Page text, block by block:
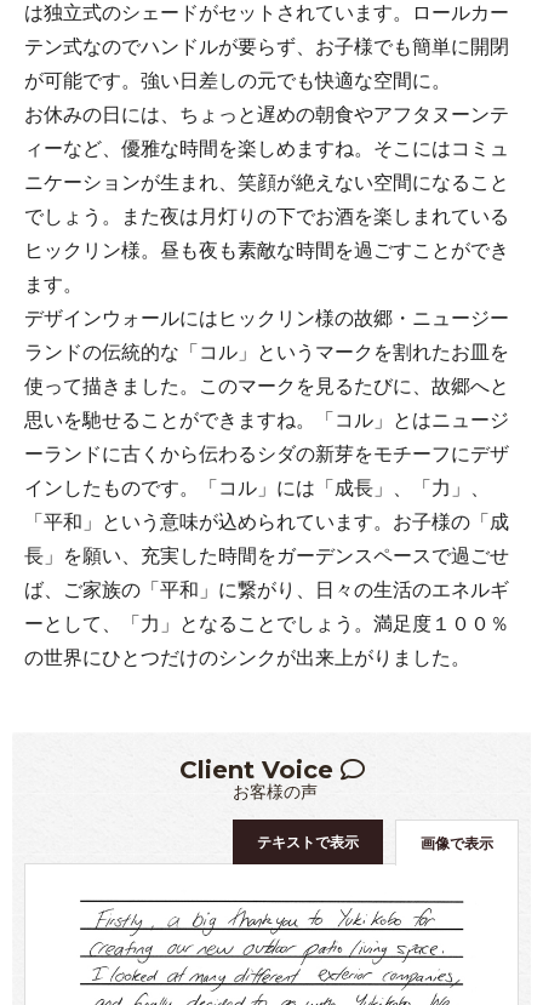
は独立式のシェードがセットされています。ロールカー
テン式なのでハンドルが要らず、お子様でも簡単に開閉
が可能です。強い日差しの元でも快適な空間に。
お休みの日には、ちょっと遅めの朝食やアフタヌーンテ
ィーなど、優雅な時間を楽しめますね。そこにはコミュ
ニケーションが生まれ、笑顔が絶えない空間になること
でしょう。また夜は月灯りの下でお酒を楽しまれている
ヒックリン様。昼も夜も素敵な時間を過ごすことができ
ます。
デザインウォールにはヒックリン様の故郷・ニュージー
ランドの伝統的な「コル」というマークを割れたお皿を
使って描きました。このマークを見るたびに、故郷へと
思いを馳せることができますね。「コル」とはニュージ
ーランドに古くから伝わるシダの新芽をモチーフにデザ
インしたものです。「コル」には「成長」、「力」、
「平和」という意味が込められています。お子様の「成
長」を願い、充実した時間をガーデンスペースで過ごせ
ば、ご家族の「平和」に繋がり、日々の生活のエネルギ
ーとして、「力」となることでしょう。満足度１００％
の世界にひとつだけのシンクが出来上がりました。
Client Voice
お客様の声
画像で表示
テキストで表示